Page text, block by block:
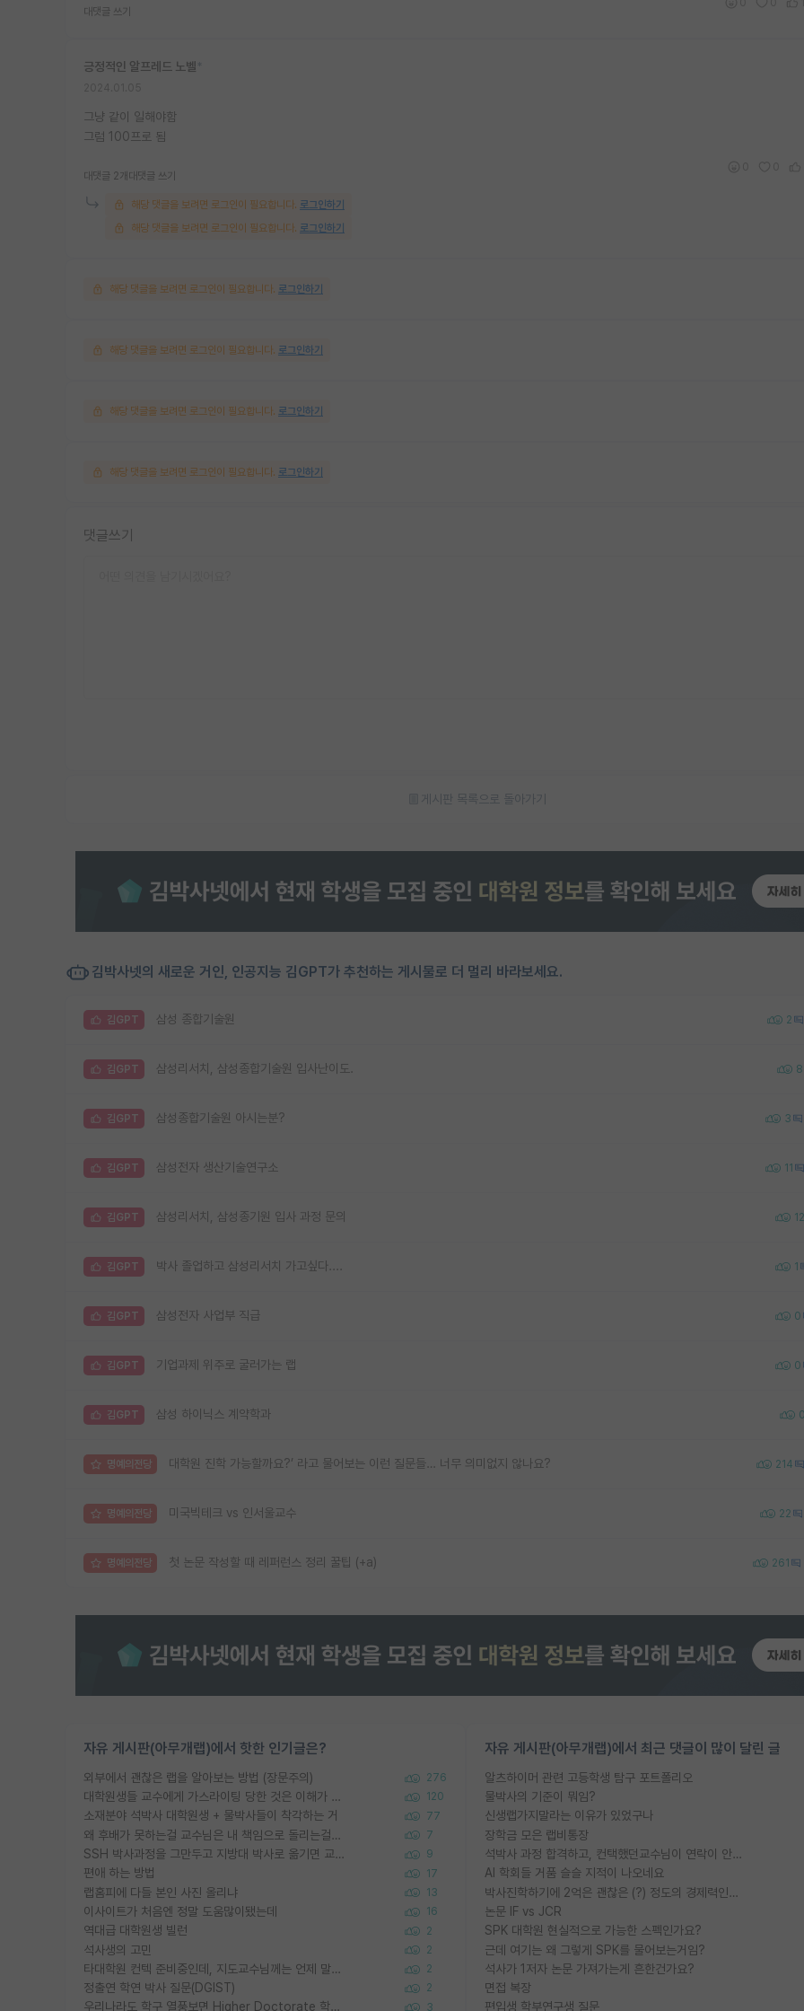
대댓글 쓰기
긍정적인 알프레드 노벨
그냥 같이 일해야함
그럼 100프로 됨
대댓글 2개 대댓글 쓰기
해당 댓글을 보려면 로그인이 필요합니다. 로그인하기
해당 댓글을 보려면 로그인이 필요합니다. 로그인하기
해당 댓글을 보려면 로그인이 필요합니다. 로그인하기
해당 댓글을 보려면 로그인이 필요합니다. 로그인하기
해당 댓글을 보려면 로그인이 필요합니다. 로그인하기
해당 댓글을 보려면 로그인이 필요합니다. 로그인하기
댓글쓰기
게시판 목록으로 돌아가기
김박사넷의 새로운 거인, 인공지능 김GPT가 추천하는 게시물로 더 멀리 바라보세요.
김GPT 삼성 종합기술원 2
김GPT 삼성리서치, 삼성종합기술원 입사난이도. 8
김GPT 삼성종합기술원 아시는분? 3
김GPT 삼성전자 생산기술연구소 11
김GPT 삼성리서치, 삼성종기원 입사 과정 문의 12
김GPT 박사 졸업하고 삼성리서치 가고싶다.... 1
김GPT 삼성전자 사업부 직급 0
김GPT 기업과제 위주로 굴러가는 랩 0
김GPT 삼성 하이닉스 계약학과
명예의전당 대학원 진학 가능할까요?’ 라고 물어보는 이런 질문들… 너무 의미없지 않나요? 214
명예의전당 미국빅테크 vs 인서울교수 22
명예의전당 첫 논문 작성할 때 레퍼런스 정리 꿀팁 (+a) 261
자유 게시판(아무개랩)에서 핫한 인기글은?
외부에서 괜찮은 랩을 알아보는 방법 (장문주의) 276
대학원생들 교수에게 가스라이팅 당한 것은 이해가 갑니다. 안타깝네요. 120
소재분야 석박사 대학원생 + 물박사들이 착각하는 거 77
왜 후배가 못하는걸 교수님은 내 책임으로 돌리는걸까요? 7
SSH 박사과정을 그만두고 지방대 박사로 옮기면 교수의 꿈은 끝일까요? 9
편애 하는 방법 17
랩홈피에 다들 본인 사진 올리냐 13
이사이트가 처음엔 정말 도움많이됐는데 16
역대급 대학원생 빌런 2
석사생의 고민 2
타대학원 컨텍 준비중인데, 지도교수님께는 언제 말씀드려야 할까요? 2
정출연 학연 박사 질문(DGIST) 2
우리나라도 학구 열풍보면 Higher Doctorate 학위가 필요하다고 봅니다. 3
자유 게시판(아무개랩)에서 최근 댓글이 많이 달린 글
알츠하이머 관련 고등학생 탐구 포트폴리오
물박사의 기준이 뭐임?
신생랩가지말라는 이유가 있었구나
장학금 모은 랩비통장
석박사 과정 합격하고, 컨택했던교수님이 연락이 안됩니다...
AI 학회들 거품 슬슬 지적이 나오네요
박사진학하기에 2억은 괜찮은 (?) 정도의 경제력인가요
논문 IF vs JCR
SPK 대학원 현실적으로 가능한 스펙인가요?
근데 여기는 왜 그렇게 SPK를 물어보는거임?
석사가 1저자 논문 가져가는게 흔한건가요?
면접 복장
편입생 학부연구생 질문